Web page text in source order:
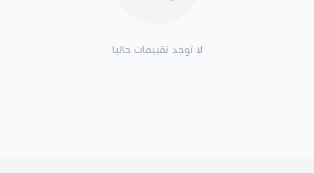
لا توجد تقييمات حاليا